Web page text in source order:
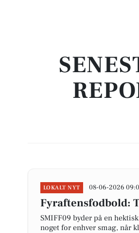
LOKALT NYT 08-06-2026
Fyraftensfodbold:
SMIFF09 byder på en
noget for enhver smag, når